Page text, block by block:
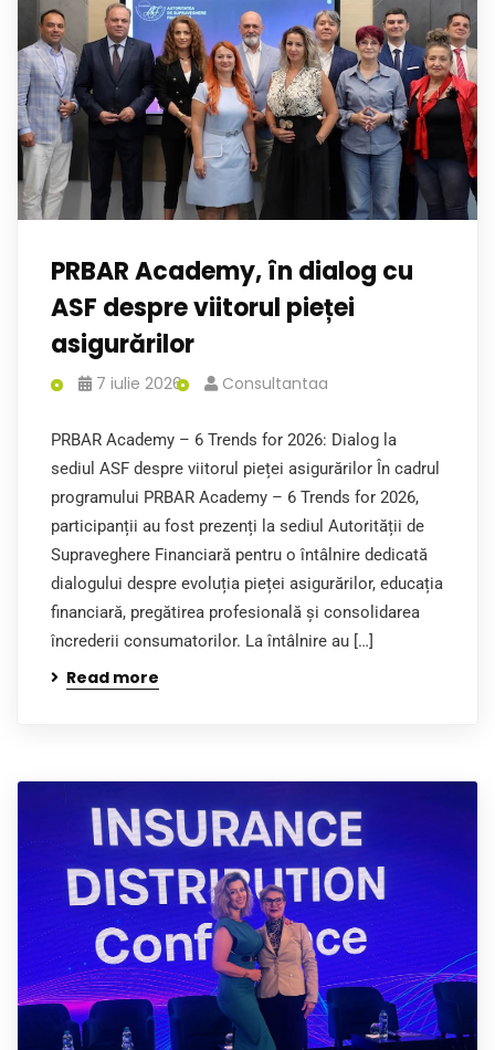
PRBAR Academy, în dialog cu
ASF despre viitorul pieței
asigurărilor
7 iulie 2026 Consultantaa
PRBAR Academy – 6 Trends for 2026: Dialog la
sediul ASF despre viitorul pieței asigurărilor În cadrul
programului PRBAR Academy – 6 Trends for 2026,
participanții au fost prezenți la sediul Autorității de
Supraveghere Financiară pentru o întâlnire dedicată
dialogului despre evoluția pieței asigurărilor, educația
financiară, pregătirea profesională și consolidarea
încrederii consumatorilor. La întâlnire au […]
Read more